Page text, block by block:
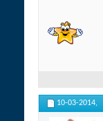
10-03-2014,